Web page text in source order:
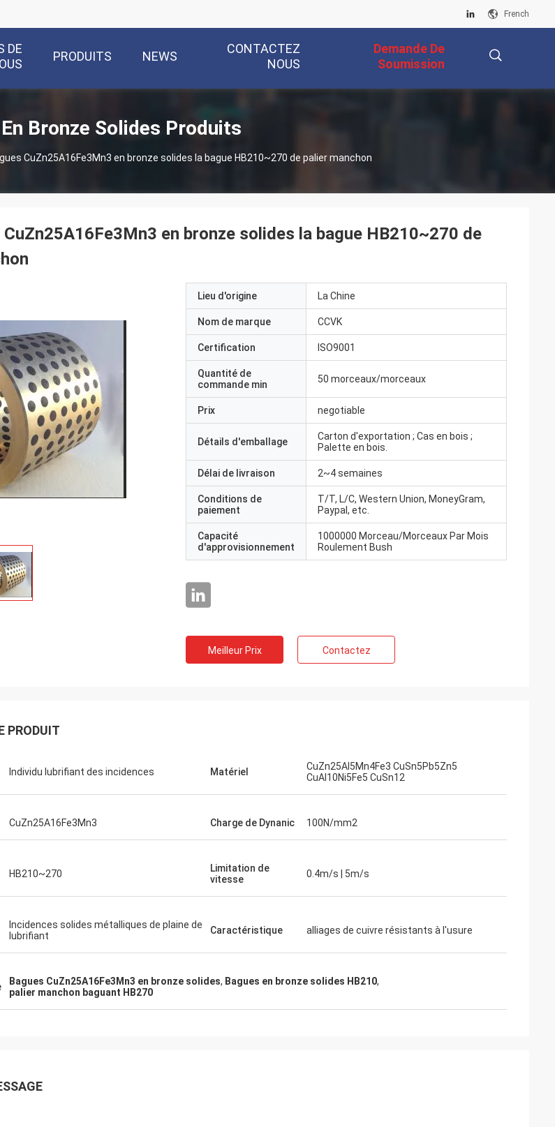
French
DE
PRODUITS NEWS
CONTACTEZ
NOUS
Demande De
Soumission
Bronze Solides Produits
CuZn25A16Fe3Mn3 en bronze solides la bague HB210~270 de palier manchon
CuZn25A16Fe3Mn3 en bronze solides la bague HB210~270 de
Lieu d'origine La Chine
Nom de marque CCVK
Certification ISO9001
Quantité de
commande min
50 morceaux/morceaux
Prix negotiable
Détails d'emballage
Carton d'exportation ; Cas en bois ;
Palette en bois.
Délai de livraison 2~4 semaines
Conditions de
paiement
T/T, L/C, Western Union, MoneyGram,
Paypal, etc.
Capacité
d'approvisionnement
1000000 Morceau/Morceaux Par Mois
Roulement Bush
Meilleur Prix Contactez
PRODUIT
Individu lubrifiant des incidences Matériel
CuZn25Al5Mn4Fe3 CuSn5Pb5Zn5
CuAl10Ni5Fe5 CuSn12
CuZn25A16Fe3Mn3 Charge de Dynanic 100N/mm2
HB210~270
Limitation de
vitesse
0.4m/s | 5m/s
Incidences solides métalliques de plaine de
lubrifiant
Caractéristique alliages de cuivre résistants à l'usure
Bagues CuZn25A16Fe3Mn3 en bronze solides, Bagues en bronze solides HB210,
palier manchon baguant HB270